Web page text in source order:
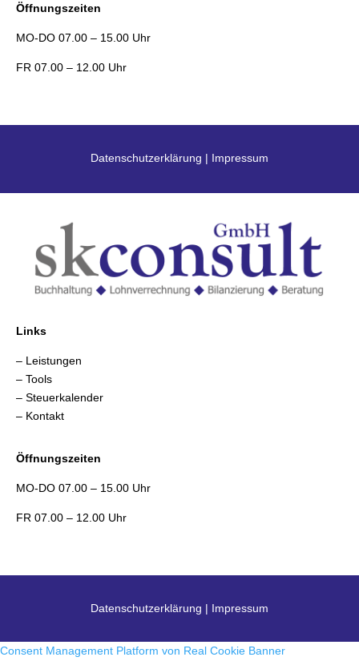
Öffnungszeiten
MO-DO 07.00 – 15.00 Uhr
FR 07.00 – 12.00 Uhr
Datenschutzerklärung | Impressum
Links
– Leistungen
– Tools
– Steuerkalender
– Kontakt
Öffnungszeiten
MO-DO 07.00 – 15.00 Uhr
FR 07.00 – 12.00 Uhr
Datenschutzerklärung | Impressum
Consent Management Platform von Real Cookie Banner